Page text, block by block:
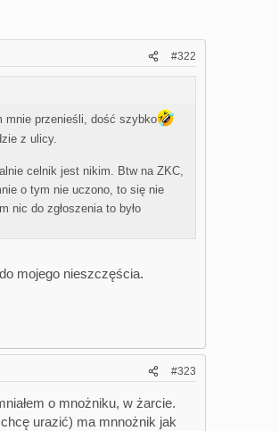
#322
mnie przenieśli, dość szybko
z ulicy.
celnik jest nikim. Btw na ZKC,
o tym nie uczono, to się nie
nic do zgłoszenia to było
mojego nieszczęścia.
#323
o mnożniku, w żarcie.
urazić) ma mnnożnik jak